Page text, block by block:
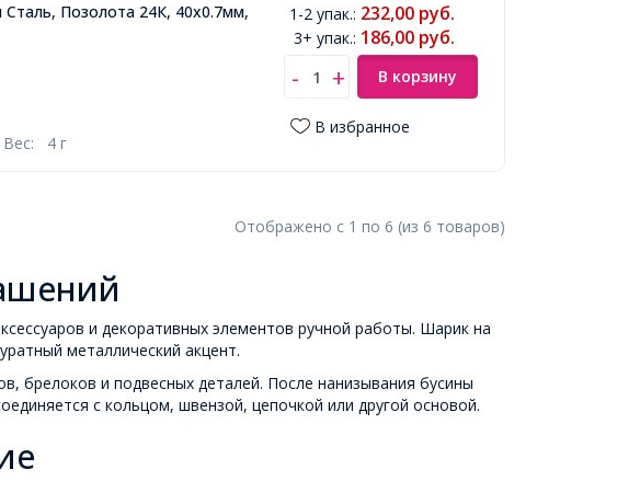
Позолота 24К, 40х0.7мм,
Вес: 4 г
1-2 упак.: 232,00 руб.
3+ упак.: 186,00 руб.
В корзину
В избранное
Отображено с 1 по 6 (из 6 товаров)
и декоративных элементов ручной работы. Шарик на
металлический акцент.
брелоков и подвесных деталей. После нанизывания бусины
с кольцом, швензой, цепочкой или другой основой.